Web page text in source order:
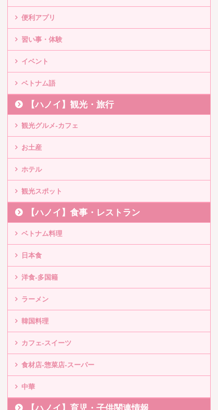
便利アプリ
習い事・体験
イベント
ベトナム語
【ハノイ】観光・旅行
観光グルメ-カフェ
お土産
ホテル
観光スポット
【ハノイ】食事・レストラン
ベトナム料理
日本食
洋食-多国籍
ラーメン
韓国料理
カフェ-スイーツ
食材店-惣菜店-スーパー
中華
【ハノイ】育児・子供関連情報